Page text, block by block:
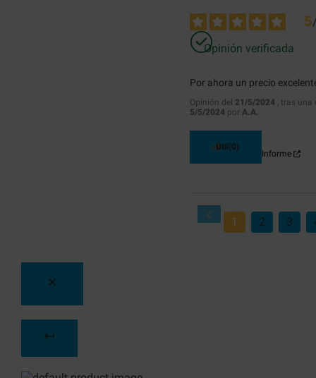
5
Opinión verificada
Por ahora un precio
Opinión del 21/5/2024 , tras una
5/5/2024 por A.A.
Útil(0)
Informe
1 2 3